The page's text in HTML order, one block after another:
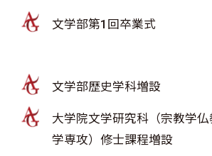
文学部第1回卒業式
文学部歴史学科増設
大学院文学研究科（宗教学
学専攻）修士課程増設